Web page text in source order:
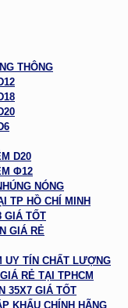
THÔNG
D20
Φ12
NÓNG
TP HỒ CHÍ MINH
GIÁ TỐT
GIÁ RẺ
UY TÍN CHẤT LƯỢNG
RẺ TẠI TPHCM
35X7 GIÁ TỐT
KHẨU CHÍNH HÃNG